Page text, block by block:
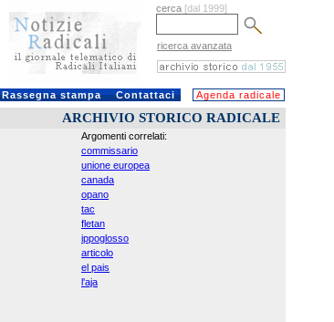
cerca [dal 1999]
ricerca avanzata
Rassegna stampa Contattaci Agenda radicale
ARCHIVIO STORICO RADICALE
Argomenti correlati:
commissario
unione europea
canada
opano
tac
fletan
ippoglosso
articolo
el pais
l'aja